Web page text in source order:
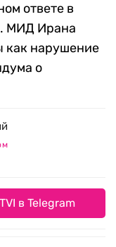
ответе в
МИД Ирана
как нарушение
о
в Telegram